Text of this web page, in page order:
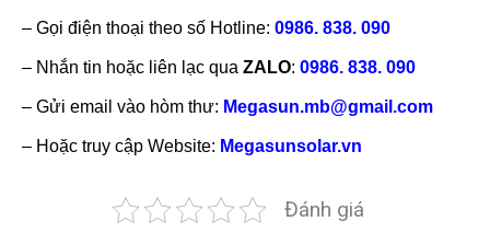
– Gọi điện thoại theo số Hotline: 0986. 838. 090
– Nhắn tin hoặc liên lạc qua ZALO: 0986. 838. 090
– Gửi email vào hòm thư: Megasun.mb@gmail.com
– Hoặc truy cập Website: Megasunsolar.vn
Đánh giá